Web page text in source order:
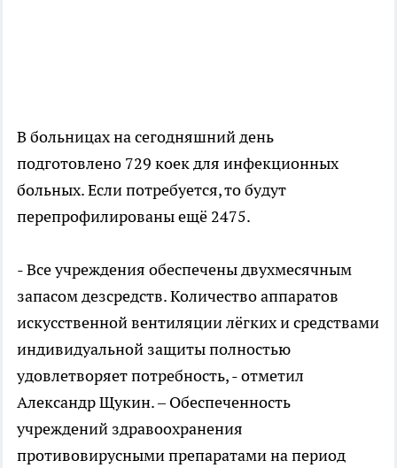
В больницах на сегодняшний день
подготовлено 729 коек для инфекционных
больных. Если потребуется, то будут
перепрофилированы ещё 2475.
- Все учреждения обеспечены двухмесячным
запасом дезсредств. Количество аппаратов
искусственной вентиляции лёгких и средствами
индивидуальной защиты полностью
удовлетворяет потребность, - отметил
Александр Щукин. – Обеспеченность
учреждений здравоохранения
противовирусными препаратами на период